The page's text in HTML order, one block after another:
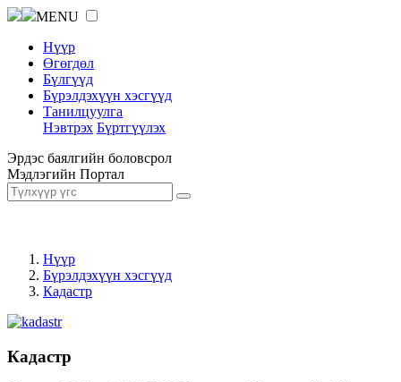
MENU
Нүүр
Өгөгдөл
Бүлгүүд
Бүрэлдэхүүн хэсгүүд
Танилцуулга
Нэвтрэх Бүртгүүлэх
Эрдэс баялгийн боловсрол
Мэдлэгийн Портал
Нүүр
Бүрэлдэхүүн хэсгүүд
Кадастр
Кадастр